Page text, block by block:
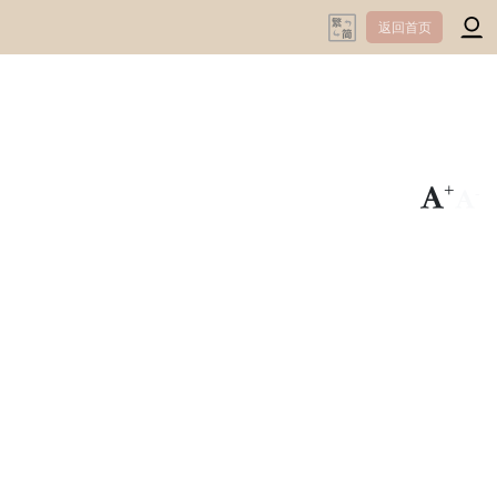
返回首页
+